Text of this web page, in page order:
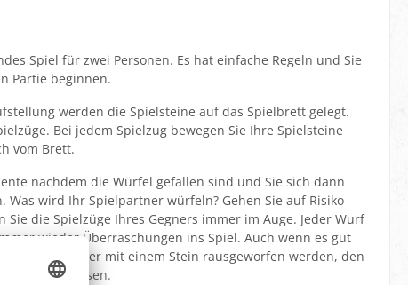
Spiel für zwei Personen. Es hat einfache Regeln und Sie
Partie beginnen.
werden die Spielsteine auf das Spielbrett gelegt.
Bei jedem Spielzug bewegen Sie Ihre Spielsteine
vom Brett.
nachdem die Würfel gefallen sind und Sie sich dann
Was wird Ihr Spielpartner würfeln? Gehen Sie auf Risiko
Sie die Spielzüge Ihres Gegners immer im Auge. Jeder Wurf
wieder Überraschungen ins Spiel. Auch wenn es gut
Spielpartner mit einem Stein rausgeworfen werden, den
bringen müssen.